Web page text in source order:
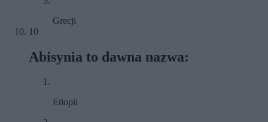
Grecji
10
Abisynia to dawna nazwa:
Etiopii